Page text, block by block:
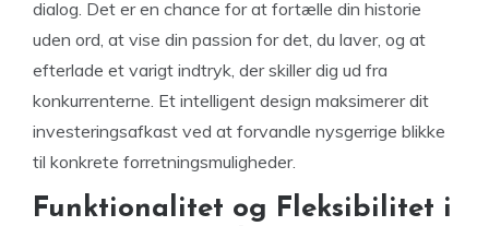
dialog. Det er en chance for at fortælle din historie
uden ord, at vise din passion for det, du laver, og at
efterlade et varigt indtryk, der skiller dig ud fra
konkurrenterne. Et intelligent design maksimerer dit
investeringsafkast ved at forvandle nysgerrige blikke
til konkrete forretningsmuligheder.
Funktionalitet og Fleksibilitet i